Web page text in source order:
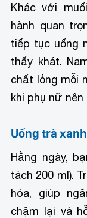
Khác với
hành quan
tiếp tục uống
thấy khát.
chất lỏng mỗi
khi phụ nữ
Uống trà xanh
Hằng ngày,
tách 200 ml).
hóa, giúp
chậm lại và